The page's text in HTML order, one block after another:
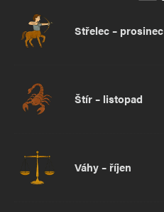
Střelec – prosinec
Štír – listopad
Váhy – říjen